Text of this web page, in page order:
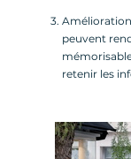
peuvent
retenir les